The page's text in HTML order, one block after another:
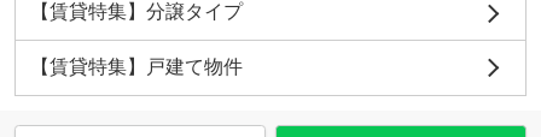
【賃貸特集】分譲タイプ
【賃貸特集】戸建て物件